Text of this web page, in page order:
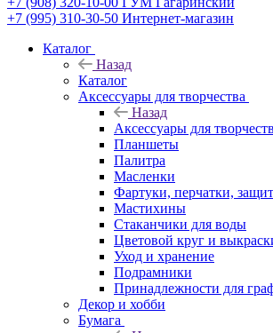
+7 (995) 310-30-50 Интернет-магазин
Каталог
Назад
Каталог
Аксессуары для творчества
Назад
Аксессуары для
Планшеты
Палитра
Масленки
Фартуки, перчатки,
Мастихины
Стаканчики для воды
Цветовой круг и
Уход и хранение
Подрамники
Принадлежности для
Декор и хобби
Бумага